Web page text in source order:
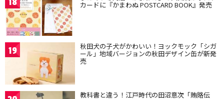
カードに『かまわぬ POSTCARD BOOK』発売
19 秋田犬の子犬がかわいい！ヨックモック「シガ
ール」地域バージョンの秋田デザイン缶が新発
売
教科書と違う！江戸時代の田沼意次「賄賂伝